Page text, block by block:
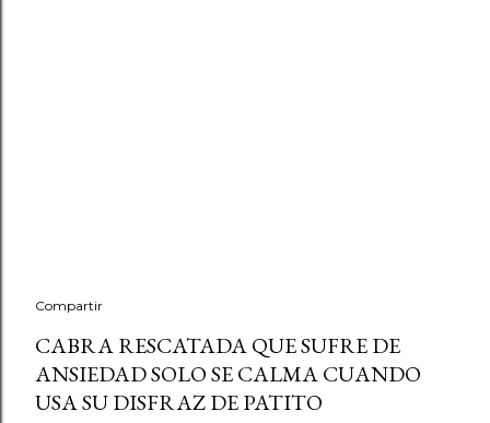
Compartir
CABRA RESCATADA QUE SUFRE DE
ANSIEDAD SOLO SE CALMA CUANDO
USA SU DISFRAZ DE PATITO